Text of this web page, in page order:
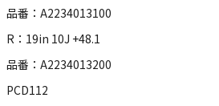
品番：A2234013100
R：19in 10J +48.1
品番：A2234013200
PCD112